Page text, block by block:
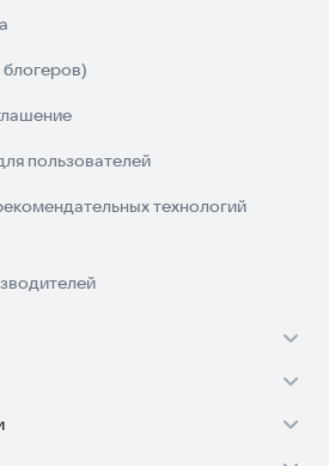
пользователей
технологий